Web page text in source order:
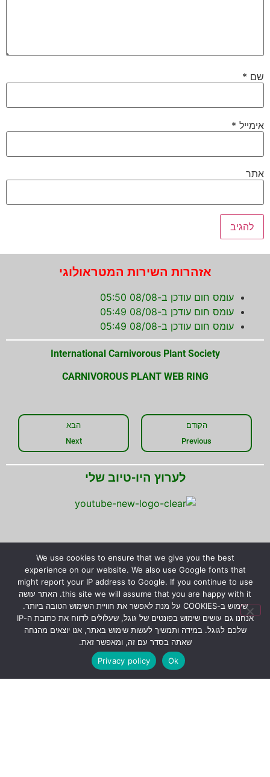
שם *
אימייל *
אתר
אזהרות השירות המטראולוגי
עומס חום עודכן ב-08/08 05:50
עומס חום עודכן ב-08/08 05:49
עומס חום עודכן ב-08/08 05:49
International Carnivorous Plant Society
CARNIVOROUS PLANT WEB RING
הקודם
Previous
הבא
Next
לערוץ היו-טיוב שלי
We use cookies to ensure that we give you the best
experience on our website. We also use Google fonts that
might report your IP address to Google. If you continue to use
this site we will assume that you are happy with it. האתר עושה
שימוש ב-COOKIES על מנת לאפשר את חוויית השימוש הטובה ביותר.
אנחנו גם עושים שימוש בפונטים של גוגל, שעלולים לדווח את כתובת ה-IP
שלכם לגוגל. במידה ותמשיך לעשות שימוש באתר, אנו יוצאים מהנחה
שאתה בסדר עם זה, ומאפשר זאת.
Ok
Privacy policy